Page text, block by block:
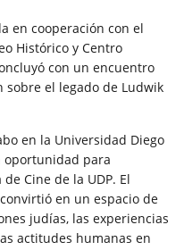
en cooperación con el
Histórico y Centro
con un encuentro
sobre el legado de Ludwik
en la Universidad Diego
oportunidad para
Cine de la UDP. El
en un espacio de
judías, las experiencias
actitudes humanas en